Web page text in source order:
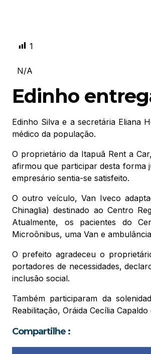
1
N/A
Edinho
Edinho Silva e a secretária Eliana
médico da população.
O proprietário da Itapuã Rent a
afirmou que participar desta forma
empresário sentia-se satisfeito.
O outro veículo, Van Iveco
Chinaglia) destinado ao Centro
Atualmente, os pacientes do
Microônibus, uma Van e
O prefeito agradeceu o
portadores de necessidades,
inclusão social.
Também participaram da
Reabilitação, Oráida Cecília
Compartilhe :